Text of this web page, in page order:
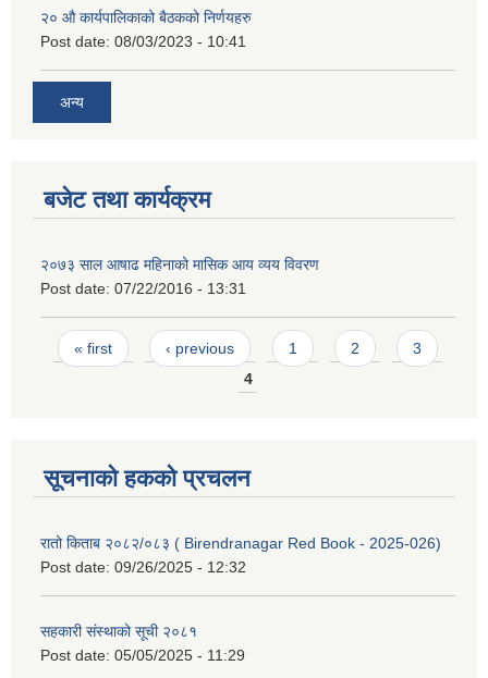
२‍० औ कार्यपालिकाको बैठकको निर्णयहरु
Post date: 08/03/2023 - 10:41
अन्य
बजेट तथा कार्यक्रम
२०७३ साल आषाढ महिनाको मासिक आय व्यय विवरण
Post date: 07/22/2016 - 13:31
Pages
« first ‹ previous 1 2
3
4
सूचनाको हकको प्रचलन
रातो किताब २०८२/०८३ ( Birendranagar Red Book - 2025-026)
Post date: 09/26/2025 - 12:32
सहकारी संस्थाको सूची २०८१
Post date: 05/05/2025 - 11:29